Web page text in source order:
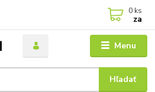
Menu
Hľadať
0 ks
za